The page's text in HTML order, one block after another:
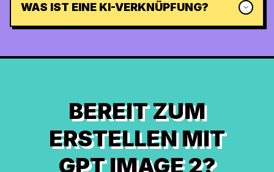
WAS IST EINE KI-VERKNÜPFUNG?
BEREIT ZUM
ERSTELLEN MIT
GPT IMAGE 2?